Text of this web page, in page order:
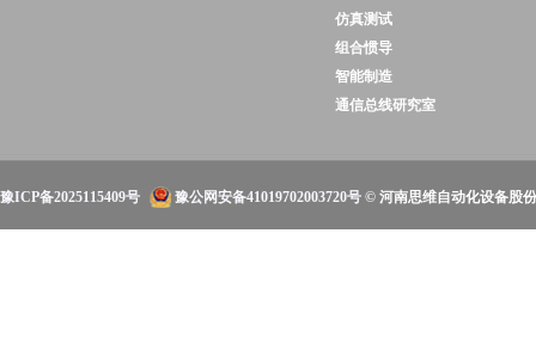
仿真测试
组合惯导
智能制造
通信总线研究室
豫ICP备2025115409号 豫公网安备41019702003720号 © 河南思维自动化设备股